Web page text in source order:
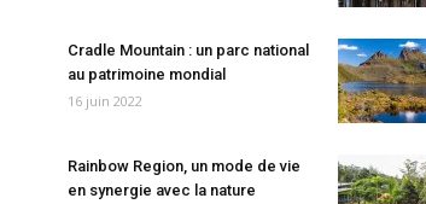
Cradle Mountain : un parc national
au patrimoine mondial
16 juin 2022
Rainbow Region, un mode de vie
en synergie avec la nature